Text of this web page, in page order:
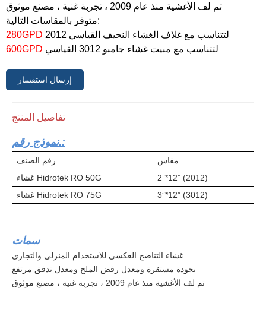
تم لف الأغشية منذ عام 2009 ، تجربة غنية ، مصنع موثوق
متوفر بالمقاسات التالية:
280GPD
لتتناسب مع غلاف الغشاء النحيف القياسي 2012
600GPD
لتتناسب مع مبيت غشاء جامبو 3012 القياسي
إرسال استفسار
تفاصيل المنتج
نموذج رقم.:
مقاس
غشاء Hidrotek RO 50G
2”*12” (2012)
غشاء Hidrotek RO 75G
3”*12” (3012)
سمات
غشاء التناضح العكسي للاستخدام المنزلي والتجاري
بجودة مستقرة ومعدل رفض الملح ومعدل تدفق مرتفع
تم لف الأغشية منذ عام 2009 ، تجربة غنية ، مصنع موثوق